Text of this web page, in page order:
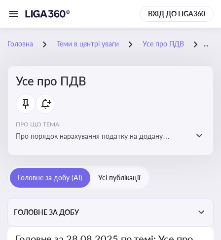
ВХІД ДО LIGA360
Головна Теми в центрі уваги Усе про ПДВ 28-
Усе про ПДВ
ПРО ЩО ТЕМА:
Про порядок нарахування податку на додану
економіку
Головне за добу (AI) Усі публікації
ГОЛОВНЕ ЗА ДОБУ